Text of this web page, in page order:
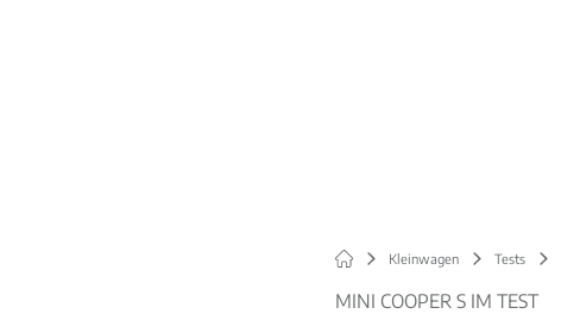
Kleinwagen Tests
MINI COOPER S IM TEST